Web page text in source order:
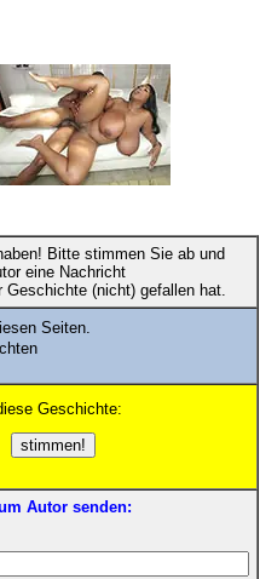
Bitte stimmen Sie ab und
eine Nachricht
(nicht) gefallen hat.
Seiten.
Geschichte:
Autor senden: